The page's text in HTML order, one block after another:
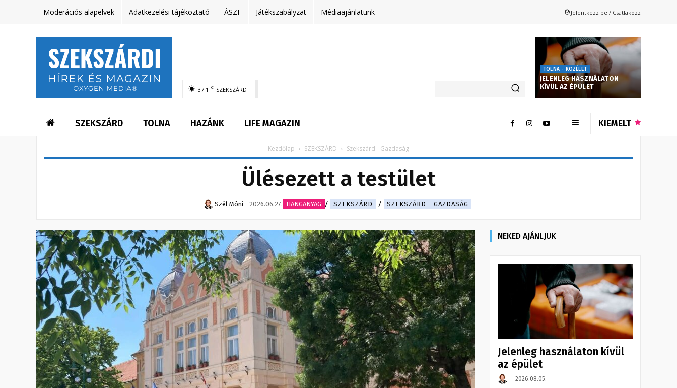
Moderációs alapelvek Adatkezelési tájékoztató ÁSZF Játékszabályzat Médiaajánlatunk Jelentkezz be / Csatlakozz
37.1 C SZEKSZÁRD
TOLNA - KÖZÉLET
JELENLEG HASZNÁLATON
KÍVÜL AZ ÉPÜLET
SZEKSZÁRD TOLNA HAZÁNK LIFE MAGAZIN KIEMELT
Kezdőlap SZEKSZÁRD Szekszárd - Gazdaság
Ülésezett a testület
Szél Móni - 2026.06.27. HANGANYAG SZEKSZÁRD SZEKSZÁRD - GAZDASÁG
NEKED AJÁNLJUK
Jelenleg használaton kívül
az épület
2026.08.05.